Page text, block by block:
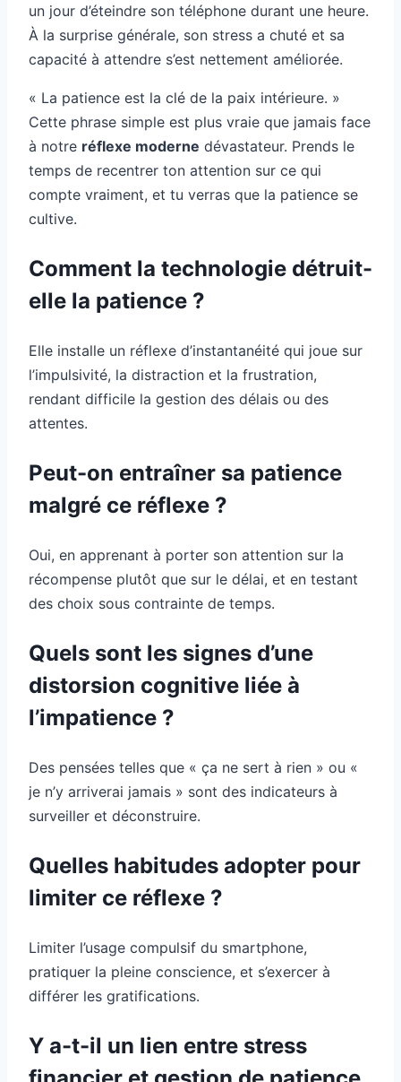
un jour d’éteindre son téléphone durant une heure.
À la surprise générale, son stress a chuté et sa
capacité à attendre s’est nettement améliorée.
« La patience est la clé de la paix intérieure. »
Cette phrase simple est plus vraie que jamais face
à notre réflexe moderne dévastateur. Prends le
temps de recentrer ton attention sur ce qui
compte vraiment, et tu verras que la patience se
cultive.
Comment la technologie détruit-
elle la patience ?
Elle installe un réflexe d’instantanéité qui joue sur
l’impulsivité, la distraction et la frustration,
rendant difficile la gestion des délais ou des
attentes.
Peut-on entraîner sa patience
malgré ce réflexe ?
Oui, en apprenant à porter son attention sur la
récompense plutôt que sur le délai, et en testant
des choix sous contrainte de temps.
Quels sont les signes d’une
distorsion cognitive liée à
l’impatience ?
Des pensées telles que « ça ne sert à rien » ou «
je n’y arriverai jamais » sont des indicateurs à
surveiller et déconstruire.
Quelles habitudes adopter pour
limiter ce réflexe ?
Limiter l’usage compulsif du smartphone,
pratiquer la pleine conscience, et s’exercer à
différer les gratifications.
Y a-t-il un lien entre stress